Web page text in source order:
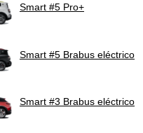
Smart #5 Pro+
Smart #5 Brabus eléctrico
Smart #3 Brabus eléctrico